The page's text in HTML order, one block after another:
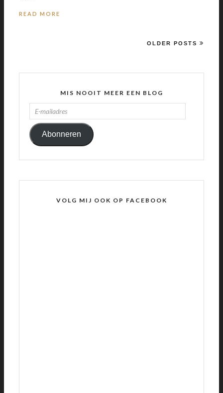
READ MORE
OLDER POSTS
MIS NOOIT MEER EEN BLOG
MAILADRES
Abonneren
VOLG MIJ OOK OP FACEBOOK